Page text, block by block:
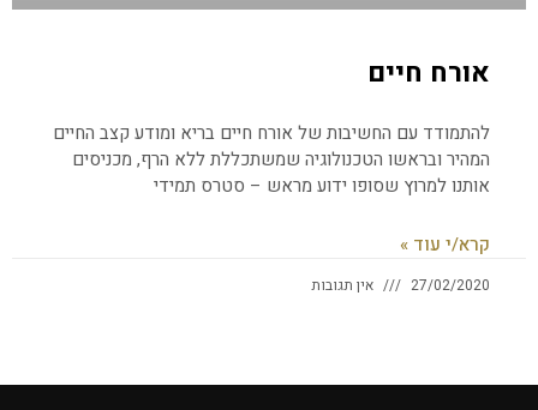
אורח חיים
להתמודד עם החשיבות של אורח חיים בריא ומודע קצב החיים
המהיר ובראשו הטכנולוגיה שמשתכללת ללא הרף, מכניסים
אותנו למרוץ שסופו ידוע מראש – סטרס תמידי
קרא/י עוד »
27/02/2020 אין תגובות